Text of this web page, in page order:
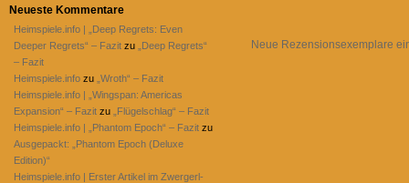
Neue Rezensionsexemplare
Neueste Kommentare
Heimspiele.info | „Deep Regrets: Even
Deeper Regrets“ – Fazit zu
„Deep Regrets“
– Fazit
Heimspiele.info zu „Wroth“ – Fazit
Heimspiele.info | „Wingspan: Americas
Expansion“ – Fazit zu
„Flügelschlag“ – Fazit
Heimspiele.info | „Phantom Epoch“ – Fazit zu
Ausgepackt: „Phantom Epoch (Deluxe
Edition)“
Heimspiele.info | Erster Artikel im Zwergerl-